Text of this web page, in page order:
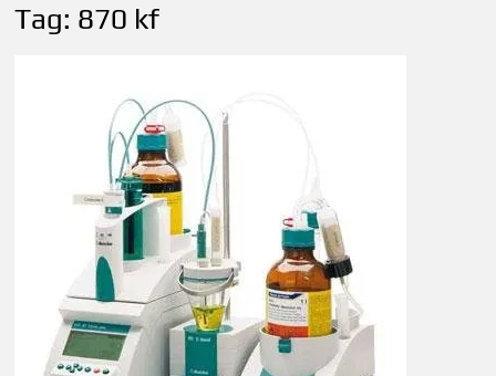
Tag: 870 kf